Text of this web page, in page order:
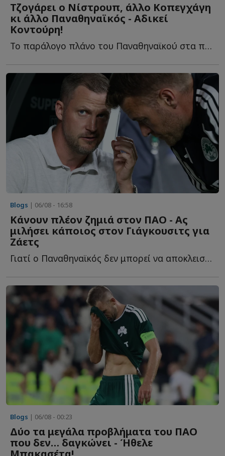
Τζογάρει ο Νίστρουπ, άλλο Κοπεγχάγη
κι άλλο Παναθηναϊκός - Αδικεί
Κοντούρη!
Το παράλογο πλάνο του Παναθηναϊκού στα προκριματικά, ο...
Blogs | 06/08 - 16:58
Κάνουν πλέον ζημιά στον ΠΑΟ - Ας
μιλήσει κάποιος στον Γιάγκουσιτς για
Ζάετς
Γιατί ο Παναθηναϊκός δεν μπορεί να αποκλειστεί από τ...
Blogs | 06/08 - 00:23
Δύο τα μεγάλα προβλήματα του ΠΑΟ
που δεν… δαγκώνει - Ήθελε